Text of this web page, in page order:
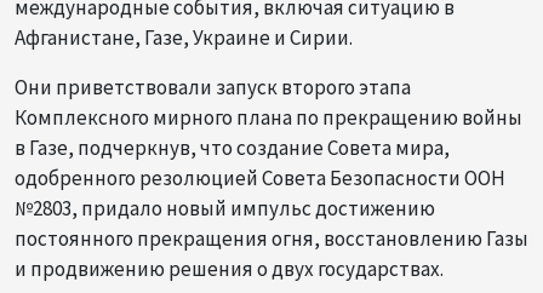
международные события, включая ситуацию в
Афганистане, Газе, Украине и Сирии.
Они приветствовали запуск второго этапа
Комплексного мирного плана по прекращению войны
в Газе, подчеркнув, что создание Совета мира,
одобренного резолюцией Совета Безопасности ООН
№2803, придало новый импульс достижению
постоянного прекращения огня, восстановлению Газы
и продвижению решения о двух государствах.